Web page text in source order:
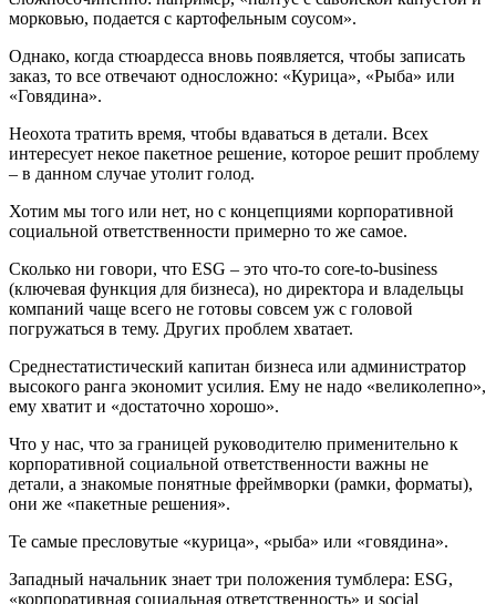
морковью, подается с картофельным соусом».
Однако, когда стюардесса вновь появляется, чтобы записать
заказ, то все отвечают односложно: «Курица», «Рыба» или
«Говядина».
Неохота тратить время, чтобы вдаваться в детали. Всех
интересует некое пакетное решение, которое решит проблему
– в данном случае утолит голод.
Хотим мы того или нет, но с концепциями корпоративной
социальной ответственности примерно то же самое.
Сколько ни говори, что ESG – это что-то core-to-business
(ключевая функция для бизнеса), но директора и владельцы
компаний чаще всего не готовы совсем уж с головой
погружаться в тему. Других проблем хватает.
Среднестатистический капитан бизнеса или администратор
высокого ранга экономит усилия. Ему не надо «великолепно»,
ему хватит и «достаточно хорошо».
Что у нас, что за границей руководителю применительно к
корпоративной социальной ответственности важны не
детали, а знакомые понятные фреймворки (рамки, форматы),
они же «пакетные решения».
Те самые пресловутые «курица», «рыба» или «говядина».
Западный начальник знает три положения тумблера: ESG,
«корпоративная социальная ответственность» и social